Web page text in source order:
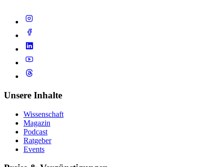
Unsere Inhalte
Wissenschaft
Magazin
Podcast
Ratgeber
Events